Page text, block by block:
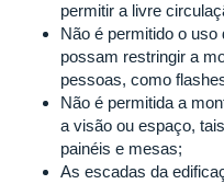
permitir a livre
Não é permitido o
possam restringir a
pessoas, como
Não é permitida a
a visão ou espaço,
painéis e mesas;
As escadas da